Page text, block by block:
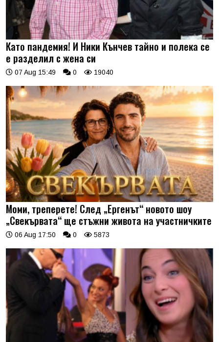
Като пандемия! И Ники Кънчев тайно и полека се
е разделил с жена си
07 Aug 15:49 0 19040
Моми, треперете! След „Ергенът“ новото шоу
„Свекървата“ ще стъжни живота на участничките
06 Aug 17:50 0 5873